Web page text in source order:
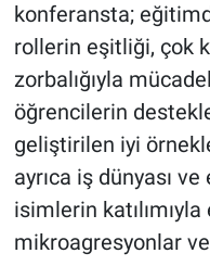
konferansta;
rollerin eşitliği, çok
zorbalığıyla
öğrencilerin
geliştirilen iyi
ayrıca iş dünyası
isimlerin
mikroagresyonlar